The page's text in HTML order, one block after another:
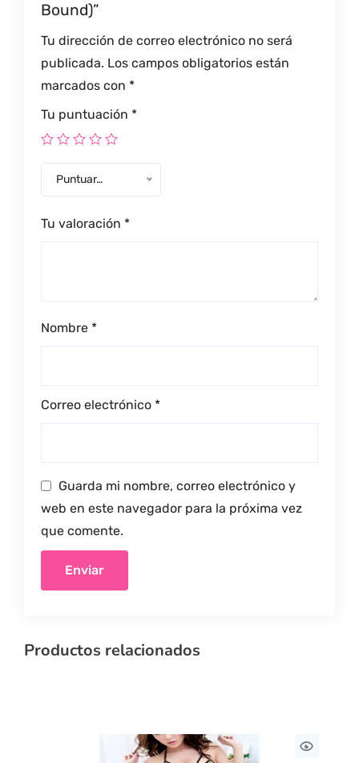
Bound)”
Tu dirección de correo electrónico no será
publicada. Los campos obligatorios están
marcados con *
Tu puntuación *
Puntuar…
Tu valoración *
Nombre *
Correo electrónico *
Guarda mi nombre, correo electrónico y
web en este navegador para la próxima vez
que comente.
Productos relacionados